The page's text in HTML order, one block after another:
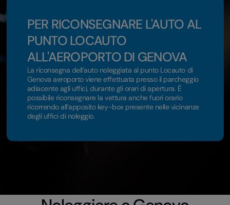
PER RICONSEGNARE L'AUTO AL
PUNTO LOCAUTO
ALL'AEROPORTO DI GENOVA
La riconsegna dell’auto noleggiata al punto Locauto di
Genova aeroporto viene effettuata presso il parcheggio
adiacente agli uffici, durante gli orari di apertura. È
possibile riconsegnare la vettura anche fuori orario
ricorrendo all’apposito key-box presente nelle vicinanze
degli uffici di noleggio.